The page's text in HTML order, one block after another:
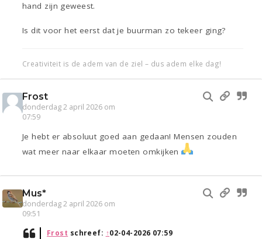
hand zijn geweest.
Is dit voor het eerst dat je buurman zo tekeer ging?
Creativiteit is de adem van de ziel – dus adem elke dag!
Frost
donderdag 2 april 2026 om
07:59
Je hebt er absoluut goed aan gedaan! Mensen zouden
wat meer naar elkaar moeten omkijken
Mus*
donderdag 2 april 2026 om
09:51
Frost schreef: ↑02-04-2026 07:59